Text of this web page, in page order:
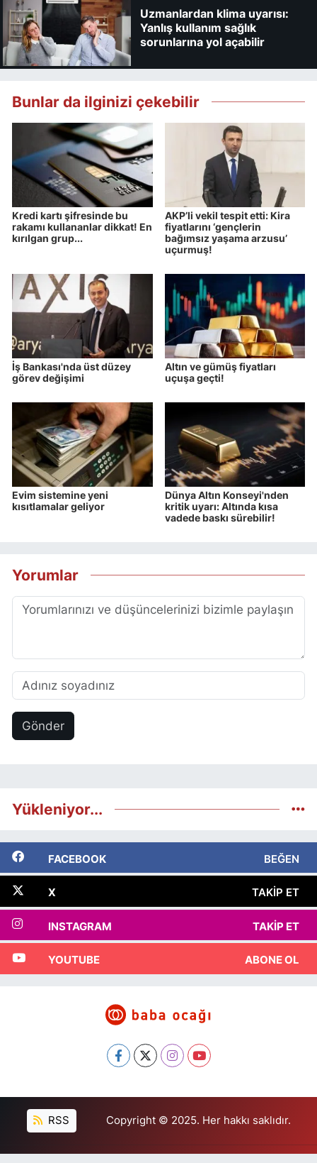
Uzmanlardan klima uyarısı:
Yanlış kullanım sağlık
sorunlarına yol açabilir
Bunlar da ilginizi çekebilir
Kredi kartı şifresinde bu
rakamı kullananlar dikkat! En
kırılgan grup...
AKP’li vekil tespit etti: Kira
fiyatlarını ‘gençlerin
bağımsız yaşama arzusu’
uçurmuş!
İş Bankası'nda üst düzey
görev değişimi
Altın ve gümüş fiyatları
uçuşa geçti!
Evim sistemine yeni
kısıtlamalar geliyor
Dünya Altın Konseyi'nden
kritik uyarı: Altında kısa
vadede baskı sürebilir!
Yorumlar
Gönder
Yükleniyor...
FACEBOOK BEĞEN
X TAKIP ET
INSTAGRAM TAKIP ET
YOUTUBE ABONE OL
RSS Copyright © 2025. Her hakkı saklıdır.